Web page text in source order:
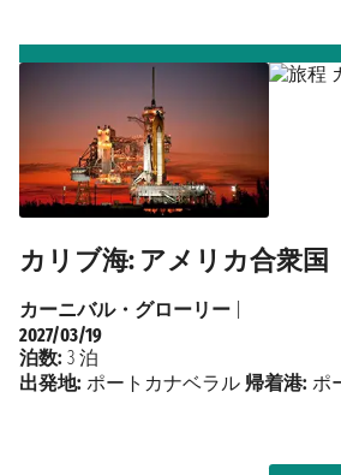
カリブ海: アメリカ合衆国
カーニバル・グローリー
2027/03/19
泊数: 3 泊
出発地: ポートカナベラル 帰着港: ポ